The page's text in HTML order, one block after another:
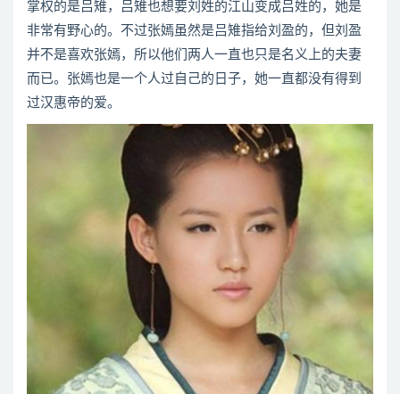
掌权的是吕雉，吕雉也想要刘姓的江山变成吕姓的，她是
非常有野心的。不过张嫣虽然是吕雉指给刘盈的，但刘盈
并不是喜欢张嫣，所以他们两人一直也只是名义上的夫妻
而已。张嫣也是一个人过自己的日子，她一直都没有得到
过汉惠帝的爱。